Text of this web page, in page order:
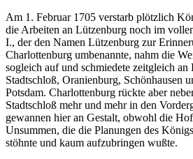
Am 1. Februar 1705 verstarb plötzlich
die Arbeiten an Lützenburg noch im
I., der den Namen Lützenburg zur
Charlottenburg umbenannte, nahm die
sogleich auf und schmiedete zeitgleich
Stadtschloß, Oranienburg, Schönhausen
Potsdam. Charlottenburg rückte aber
Stadtschloß mehr und mehr in den
gewannen hier an Gestalt, obwohl die
Unsummen, die die Planungen des
stöhnte und kaum aufzubringen wußte.